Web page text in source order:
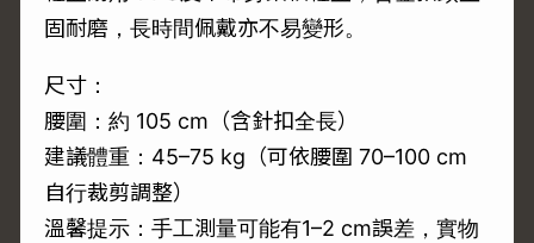
固耐磨，長時間佩戴亦不易變形。
尺寸：
腰圍：約 105 cm（含針扣全長）
建議體重：45–75 kg（可依腰圍 70–100 cm
自行裁剪調整）
溫馨提示：手工測量可能有1–2 cm誤差，實物